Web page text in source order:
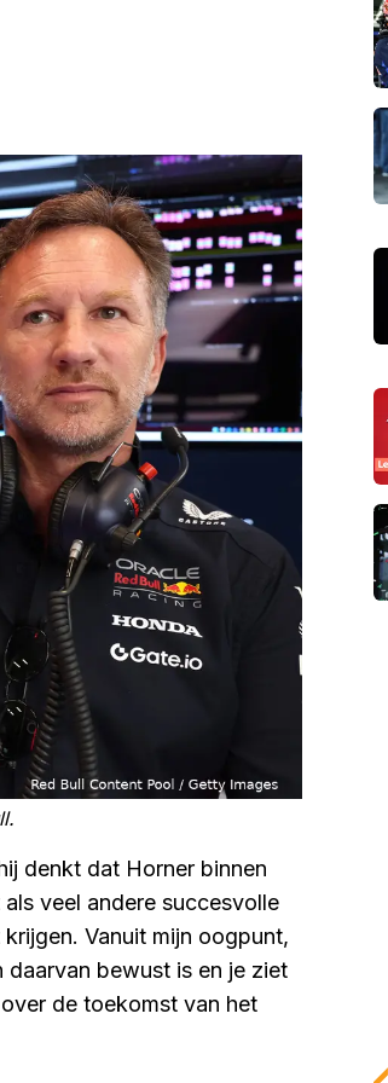
denkt dat Horner binnen
veel andere succesvolle
Vanuit mijn oogpunt,
bewust is en je ziet
de toekomst van het